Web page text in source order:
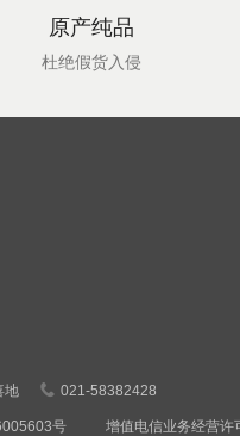
原产纯品
杜绝假货入侵
号 增值电信业务经营
地 021-58382428